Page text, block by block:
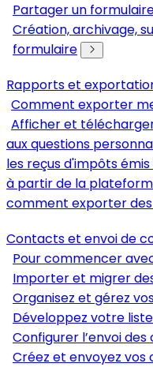
Partager un
Création, archivage,
formulaire
Rapports et
Comment exporter
Afficher et
aux questions
les reçus d'impôts
à partir de la
comment exporter
Contacts et envoi de
Pour commencer
Importer et migrer
Organisez et gérez
Développez votre
Configurer l’envoi des
Créez et envoyez vos